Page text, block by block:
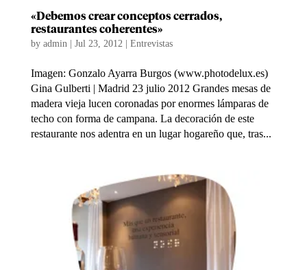
«Debemos crear conceptos cerrados,
restaurantes coherentes»
by admin| Jul 23, 2012| Entrevistas
Imagen: Gonzalo Ayarra Burgos (www.photodelux.es)
Gina Gulberti | Madrid 23 julio 2012 Grandes mesas de
madera vieja lucen coronadas por enormes lámparas de
techo con forma de campana. La decoración de este
restaurante nos adentra en un lugar hogareño que, tras...